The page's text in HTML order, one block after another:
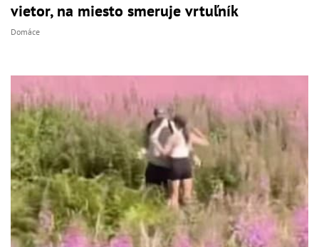
vietor, na miesto smeruje vrtuľník
Domáce